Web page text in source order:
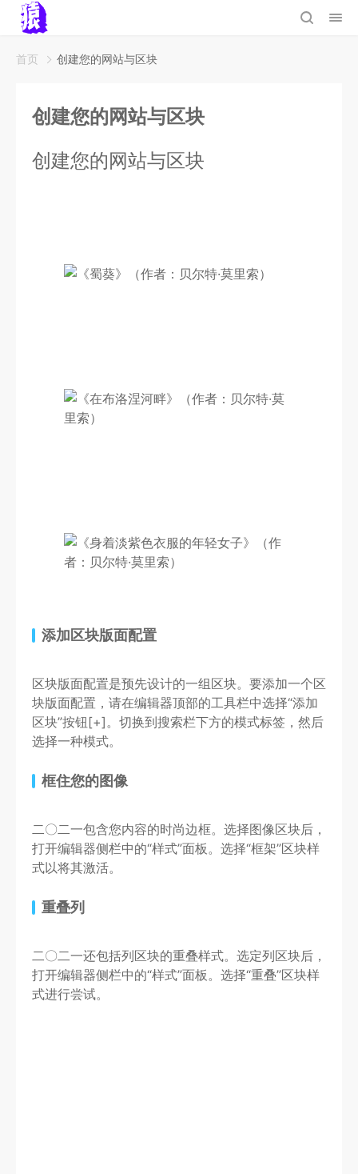
首页 创建您的网站与区块
创建您的网站与区块
创建您的网站与区块
添加区块版面配置
区块版面配置是预先设计的一组区块。要添加一个区
块版面配置，请在编辑器顶部的工具栏中选择“添加
区块”按钮[+]。切换到搜索栏下方的模式标签，然后
选择一种模式。
框住您的图像
二〇二一包含您内容的时尚边框。选择图像区块后，
打开编辑器侧栏中的“样式”面板。选择“框架”区块样
式以将其激活。
重叠列
二〇二一还包括列区块的重叠样式。选定列区块后，
打开编辑器侧栏中的“样式”面板。选择“重叠”区块样
式进行尝试。